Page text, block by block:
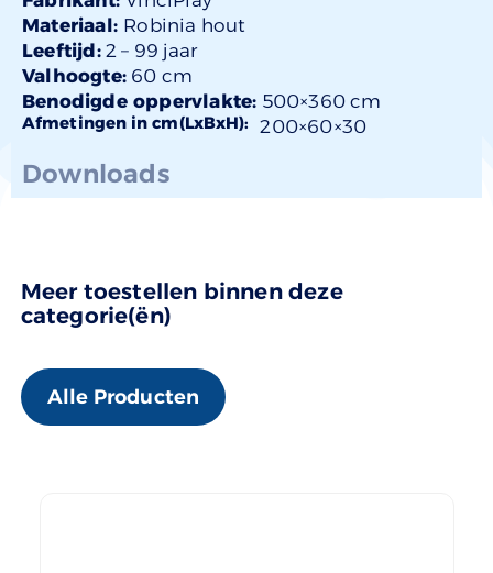
Materiaal: Robinia hout
Leeftijd:2 – 99 jaar
Valhoogte: 60 cm
Benodigde oppervlakte: 500×360 cm
Afmetingen in cm(LxBxH): 200×60×30
Downloads
Meer toestellen binnen deze
categorie(ën)
Alle Producten